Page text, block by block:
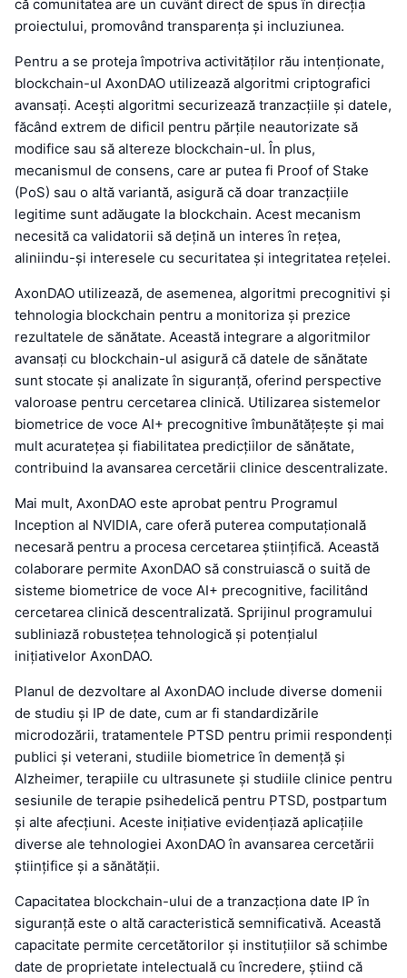
că comunitatea are un cuvânt direct de spus în direcția
proiectului, promovând transparența și incluziunea.
Pentru a se proteja împotriva activităților rău intenționate,
blockchain-ul AxonDAO utilizează algoritmi criptografici
avansați. Acești algoritmi securizează tranzacțiile și datele,
făcând extrem de dificil pentru părțile neautorizate să
modifice sau să altereze blockchain-ul. În plus,
mecanismul de consens, care ar putea fi Proof of Stake
(PoS) sau o altă variantă, asigură că doar tranzacțiile
legitime sunt adăugate la blockchain. Acest mecanism
necesită ca validatorii să dețină un interes în rețea,
aliniindu-și interesele cu securitatea și integritatea rețelei.
AxonDAO utilizează, de asemenea, algoritmi precognitivi și
tehnologia blockchain pentru a monitoriza și prezice
rezultatele de sănătate. Această integrare a algoritmilor
avansați cu blockchain-ul asigură că datele de sănătate
sunt stocate și analizate în siguranță, oferind perspective
valoroase pentru cercetarea clinică. Utilizarea sistemelor
biometrice de voce AI+ precognitive îmbunătățește și mai
mult acuratețea și fiabilitatea predicțiilor de sănătate,
contribuind la avansarea cercetării clinice descentralizate.
Mai mult, AxonDAO este aprobat pentru Programul
Inception al NVIDIA, care oferă puterea computațională
necesară pentru a procesa cercetarea științifică. Această
colaborare permite AxonDAO să construiască o suită de
sisteme biometrice de voce AI+ precognitive, facilitând
cercetarea clinică descentralizată. Sprijinul programului
subliniază robustețea tehnologică și potențialul
inițiativelor AxonDAO.
Planul de dezvoltare al AxonDAO include diverse domenii
de studiu și IP de date, cum ar fi standardizările
microdozării, tratamentele PTSD pentru primii respondenți
publici și veterani, studiile biometrice în demență și
Alzheimer, terapiile cu ultrasunete și studiile clinice pentru
sesiunile de terapie psihedelică pentru PTSD, postpartum
și alte afecțiuni. Aceste inițiative evidențiază aplicațiile
diverse ale tehnologiei AxonDAO în avansarea cercetării
științifice și a sănătății.
Capacitatea blockchain-ului de a tranzacționa date IP în
siguranță este o altă caracteristică semnificativă. Această
capacitate permite cercetătorilor și instituțiilor să schimbe
date de proprietate intelectuală cu încredere, știind că